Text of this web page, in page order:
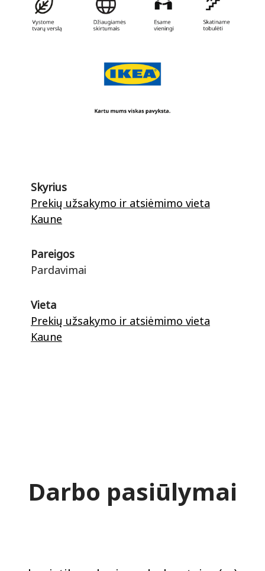
Skyrius
Prekių užsakymo ir atsiėmimo vieta
Kaune
Pareigos
Pardavimai
Vieta
Prekių užsakymo ir atsiėmimo vieta
Kaune
Darbo pasiūlymai